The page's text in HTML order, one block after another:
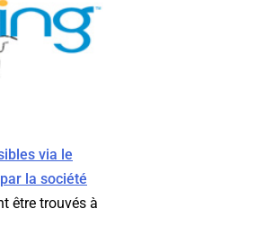
via le
la société
être trouvés à